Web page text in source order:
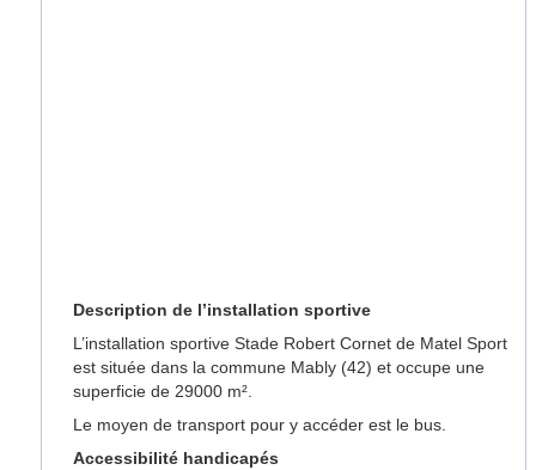
Description de l’installation sportive
L’installation sportive Stade Robert Cornet de Matel Sport
est située dans la commune Mably (42) et occupe une
superficie de 29000 m².
Le moyen de transport pour y accéder est le bus.
Accessibilité handicapés